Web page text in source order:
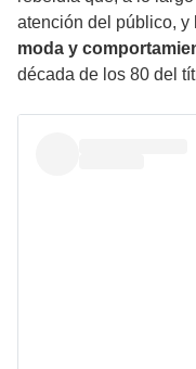
atención del público, y
moda y
década de los 80 del